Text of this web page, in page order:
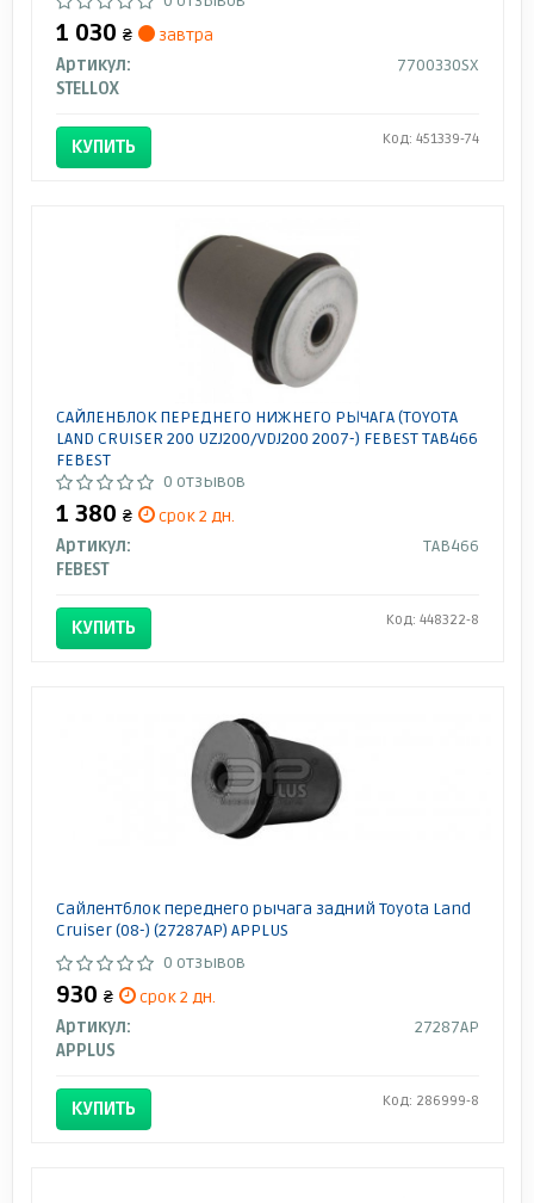
1 030 ₴
завтра
Артикул:
7700330SX
STELLOX
КУПИТЬ Код: 451339-74
САЙЛЕНБЛОК ПЕРЕДНЕГО НИЖНЕГО РЫЧАГА (TOYOTA
LAND CRUISER 200 UZJ200/VDJ200 2007-) FEBEST TAB466
FEBEST
0 отзывов
1 380 ₴
срок 2 дн.
Артикул:
TAB466
FEBEST
КУПИТЬ Код: 448322-8
Сайлентблок переднего рычага задний Toyota Land
Cruiser (08-) (27287AP) APPLUS
0 отзывов
930 ₴
срок 2 дн.
Артикул:
27287AP
APPLUS
КУПИТЬ Код: 286999-8